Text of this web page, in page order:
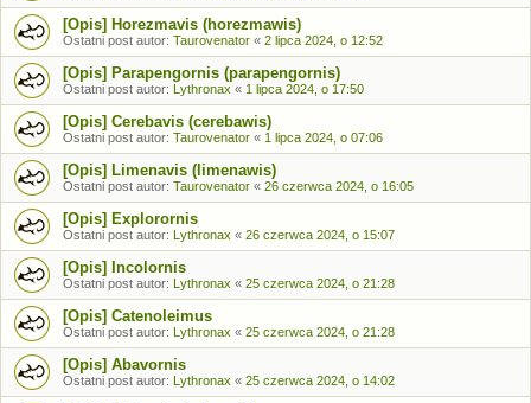
[Opis] Horezmavis (horezmawis)
Ostatni post autor: Taurovenator « 2 lipca 2024, o 12:52
[Opis] Parapengornis (parapengornis)
Ostatni post autor: Lythronax « 1 lipca 2024, o 17:50
[Opis] Cerebavis (cerebawis)
Ostatni post autor: Taurovenator « 1 lipca 2024, o 07:06
[Opis] Limenavis (limenawis)
Ostatni post autor: Taurovenator « 26 czerwca 2024, o 16:05
[Opis] Explorornis
Ostatni post autor: Lythronax « 26 czerwca 2024, o 15:07
[Opis] Incolornis
Ostatni post autor: Lythronax « 25 czerwca 2024, o 21:28
[Opis] Catenoleimus
Ostatni post autor: Lythronax « 25 czerwca 2024, o 21:28
[Opis] Abavornis
Ostatni post autor: Lythronax « 25 czerwca 2024, o 14:02